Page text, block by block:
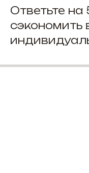
Ответьте на
сэкономить